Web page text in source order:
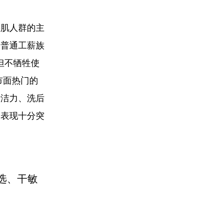
人群的主
通工薪族
不牺牲使
面热门的
力、洗后
现十分突
、干敏